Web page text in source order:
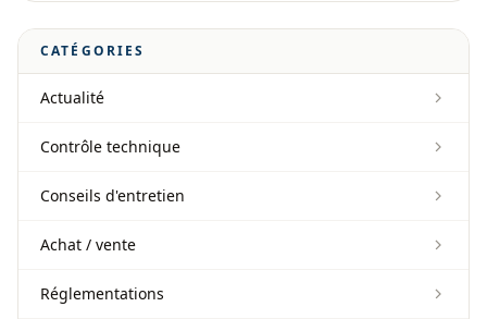
CATÉGORIES
Actualité
Contrôle technique
Conseils d'entretien
Achat / vente
Réglementations